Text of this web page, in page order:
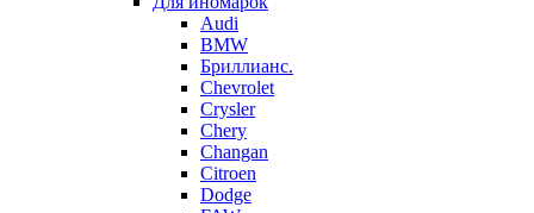
Audi
BMW
Бриллианс.
Chevrolet
Crysler
Chery
Changan
Citroen
Dodge